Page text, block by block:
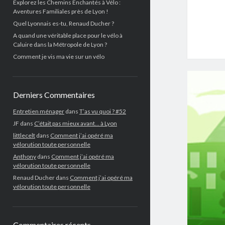
Explorez les Chemins Enchantés à Vélo :
Aventures Familiales près de Lyon !
Quel Lyonnais es-tu, Renaud Ducher ?
A quand une véritable place pour le vélo à
Caluire dans la Métropole de Lyon ?
Comment je vis ma vie sur un vélo
Derniers Commentaires
Entretien ménagerdans T’as vu quoi ? #52
JF dans C’était pas mieux avant… à Lyon
littleceltdans Comment j’ai opéré ma
vélorution toute personnelle
Anthonydans Comment j’ai opéré ma
vélorution toute personnelle
Renaud Ducherdans Comment j’ai opéré ma
vélorution toute personnelle